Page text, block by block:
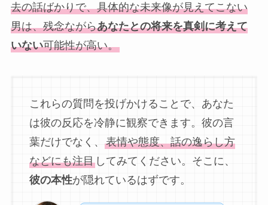
去の話ばかりで、具体的な未来像が見えてこない
男は、残念ながらあなたとの将来を真剣に考えて
いない可能性が高い。
これらの質問を投げかけることで、あなた
は彼の反応を冷静に観察できます。彼の言
葉だけでなく、 表情や態度、話の逸らし方
などにも注目してみてください。そこに、
彼の本性が隠れているはずです。